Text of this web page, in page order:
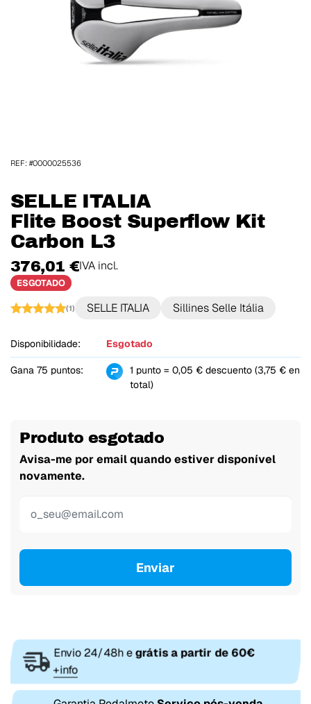
SELLE ITALIA
Flite Boost Superflow Kit
Carbon L3
376,01 €IVA incl.
ESGOTADO
(1) SELLE ITALIA Sillines Selle Itália
Disponibilidade: Esgotado
Gana 75 puntos:
1 punto = 0,05 € descuento (3,75 € en
total)
Produto esgotado
Avisa-me por email quando estiver disponível
novamente.
Enviar
REF: #0000025536
Envio 24/48h egrátis a partir de 60€
+info